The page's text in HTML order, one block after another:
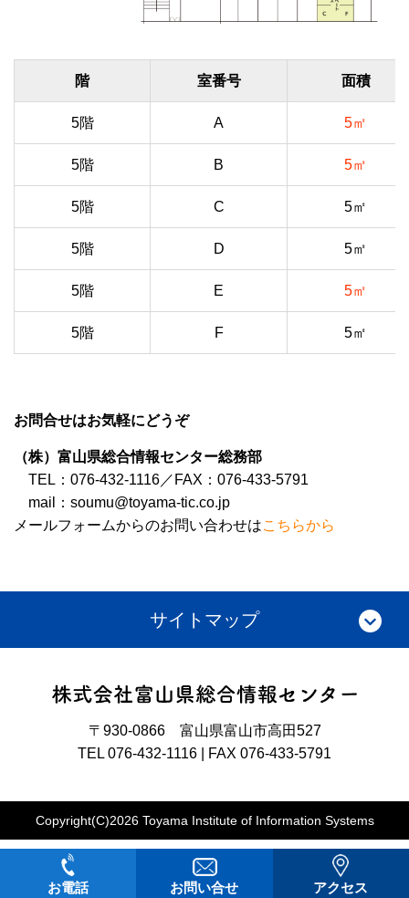
階 室番号 面積
5階 A 5㎡
5階 B 5㎡
5階 C 5㎡
5階 D 5㎡
5階 E 5㎡
5階 F 5㎡
お問合せはお気軽にどうぞ
（株）富山県総合情報センター総務部
TEL：076-432-1116／FAX：076-433-5791
mail：soumu@toyama-tic.co.jp
メールフォームからのお問い合わせはこちらから
お電話 お問い合せ アクセス
サイトマップ
〒930-0866 富山県富山市高田527
TEL 076-432-1116 | FAX 076-433-5791
Copyright(C)2026 Toyama Institute of Information Systems